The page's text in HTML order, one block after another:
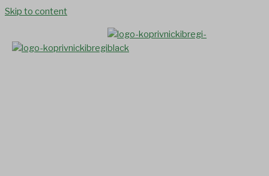
Skip to content